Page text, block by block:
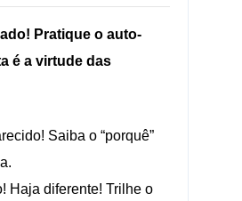
Pratique o auto-
é a virtude das
Saiba o “porquê”
Haja diferente! Trilhe o